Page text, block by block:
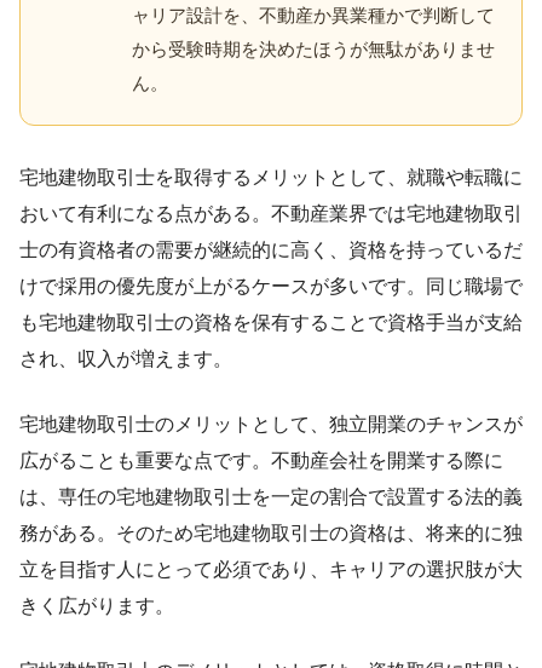
ャリア設計を、不動産か異業種かで判断して
から受験時期を決めたほうが無駄がありませ
ん。
宅地建物取引士を取得するメリットとして、就職や転職に
おいて有利になる点がある。不動産業界では宅地建物取引
士の有資格者の需要が継続的に高く、資格を持っているだ
けで採用の優先度が上がるケースが多いです。同じ職場で
も宅地建物取引士の資格を保有することで資格手当が支給
され、収入が増えます。
宅地建物取引士のメリットとして、独立開業のチャンスが
広がることも重要な点です。不動産会社を開業する際に
は、専任の宅地建物取引士を一定の割合で設置する法的義
務がある。そのため宅地建物取引士の資格は、将来的に独
立を目指す人にとって必須であり、キャリアの選択肢が大
きく広がります。